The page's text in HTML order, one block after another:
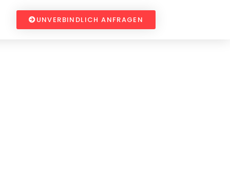
UNVERBINDLICH ANFRAGEN